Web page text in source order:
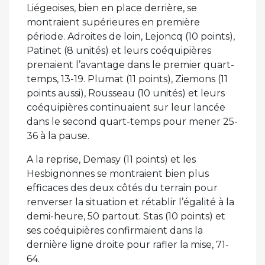
Liégeoises, bien en place derrière, se
montraient supérieures en première
période. Adroites de loin, Lejoncq (10 points),
Patinet (8 unités) et leurs coéquipières
prenaient l’avantage dans le premier quart-
temps, 13-19. Plumat (11 points), Ziemons (11
points aussi), Rousseau (10 unités) et leurs
coéquipières continuaient sur leur lancée
dans le second quart-temps pour mener 25-
36 à la pause.
A la reprise, Demasy (11 points) et les
Hesbignonnes se montraient bien plus
efficaces des deux côtés du terrain pour
renverser la situation et rétablir l’égalité à la
demi-heure, 50 partout. Stas (10 points) et
ses coéquipières confirmaient dans la
dernière ligne droite pour rafler la mise, 71-
64.